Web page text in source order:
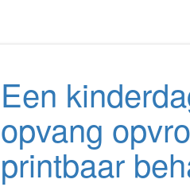
Een
opvang
printbaar